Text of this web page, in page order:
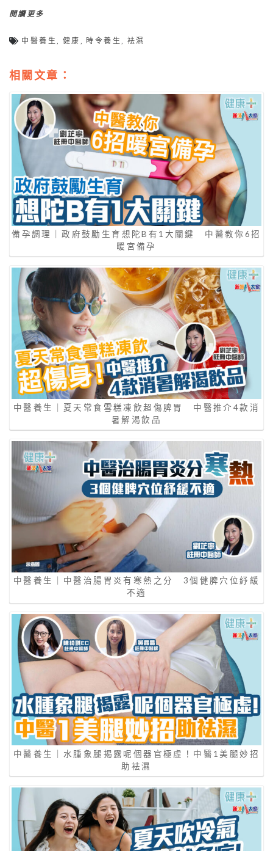
閱讀更多
中醫養生 健康 時令養生 袪濕
相關文章：
備孕調理｜政府鼓勵生育想陀B有1大關鍵 中醫教你6招
暖宮備孕
中醫養生｜夏天常食雪糕凍飲超傷脾胃 中醫推介4款消
暑解渴飲品
中醫養生｜中醫治腸胃炎有寒熱之分 3個健脾穴位紓緩
不適
中醫養生｜水腫象腿揭露呢個器官極虛！中醫1美腿妙招
助袪濕